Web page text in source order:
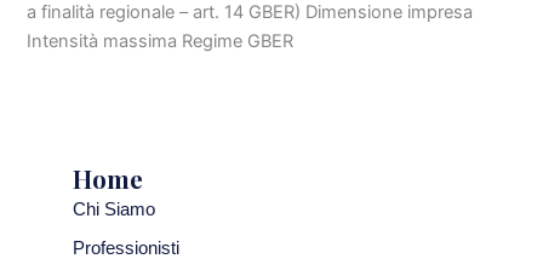
a finalità regionale – art. 14 GBER) Dimensione impresa
Intensità massima Regime GBER
Home
Chi Siamo
Professionisti